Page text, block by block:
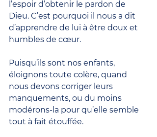
l’espoir d’obtenir le pardon de
Dieu. C’est pourquoi il nous a dit
d’apprendre de lui à être doux et
humbles de cœur.
Puisqu’ils sont nos enfants,
éloignons toute colère, quand
nous devons corriger leurs
manquements, ou du moins
modérons-la pour qu’elle semble
tout à fait étouffée.